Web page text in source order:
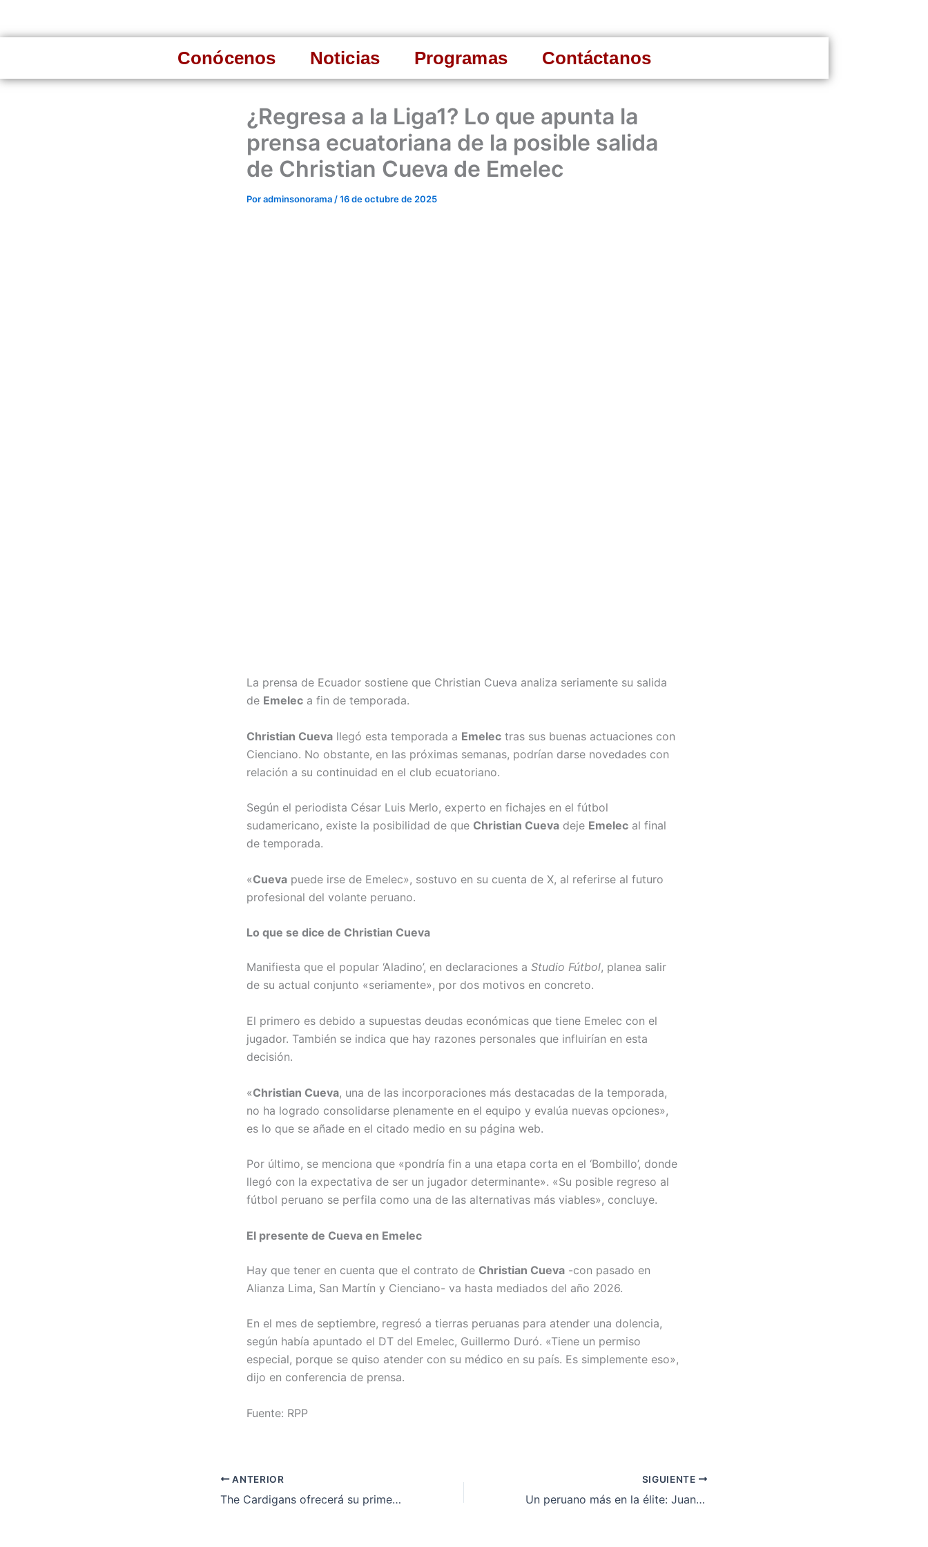
Conócenos Noticias Programas Contáctanos
¿Regresa a la Liga1? Lo que apunta la
prensa ecuatoriana de la posible salida
de Christian Cueva de Emelec
Poradminsonorama /16 de octubre de 2025
La prensa de Ecuador sostiene que Christian Cueva analiza seriamente su salida
de Emelec a fin de temporada.
Christian Cueva llegó esta temporada a Emelec tras sus buenas actuaciones con
Cienciano. No obstante, en las próximas semanas, podrían darse novedades con
relación a su continuidad en el club ecuatoriano.
Según el periodista César Luis Merlo, experto en fichajes en el fútbol
sudamericano, existe la posibilidad de que Christian Cueva deje Emelec al final
de temporada.
«Cueva puede irse de Emelec», sostuvo en su cuenta de X, al referirse al futuro
profesional del volante peruano.
Lo que se dice de Christian Cueva
Manifiesta que el popular ‘Aladino’, en declaraciones a Studio Fútbol, planea salir
de su actual conjunto «seriamente», por dos motivos en concreto.
El primero es debido a supuestas deudas económicas que tiene Emelec con el
jugador. También se indica que hay razones personales que influirían en esta
decisión.
«Christian Cueva, una de las incorporaciones más destacadas de la temporada,
no ha logrado consolidarse plenamente en el equipo y evalúa nuevas opciones»,
es lo que se añade en el citado medio en su página web.
Por último, se menciona que «pondría fin a una etapa corta en el ‘Bombillo’, donde
llegó con la expectativa de ser un jugador determinante». «Su posible regreso al
fútbol peruano se perfila como una de las alternativas más viables», concluye.
El presente de Cueva en Emelec
Hay que tener en cuenta que el contrato de Christian Cueva -con pasado en
Alianza Lima, San Martín y Cienciano- va hasta mediados del año 2026.
En el mes de septiembre, regresó a tierras peruanas para atender una dolencia,
según había apuntado el DT del Emelec, Guillermo Duró. «Tiene un permiso
especial, porque se quiso atender con su médico en su país. Es simplemente eso»,
dijo en conferencia de prensa.
Fuente: RPP
ANTERIOR
The Cardigans ofrecerá su primer concierto en Perú el 12 de febrero de 2026
SIGUIENTE
Un peruano más en la élite: Juan Díaz se ganó su lugar en la UFC con histórico nocaut que impresionó a Dana White